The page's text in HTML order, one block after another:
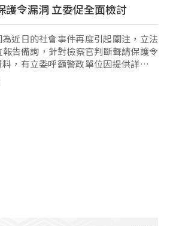
護令漏洞 立委促全面檢討
近日的社會事件再度引起關注，立法
告備詢，針對檢察官判斷聲請保護令
，有立委呼籲警政單位因提供詳細筆
害者是否長期遭到施暴。